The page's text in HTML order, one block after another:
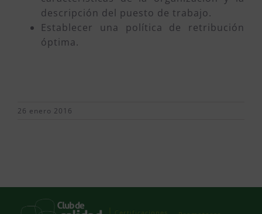
descripción del puesto de trabajo.
Establecer una política de retribución
óptima.
26 enero 2016